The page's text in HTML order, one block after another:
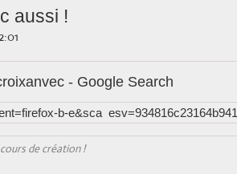
aussi !
- Google Search
de création !